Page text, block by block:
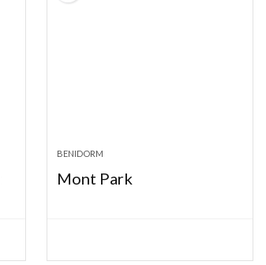
BENIDORM
Mont Park